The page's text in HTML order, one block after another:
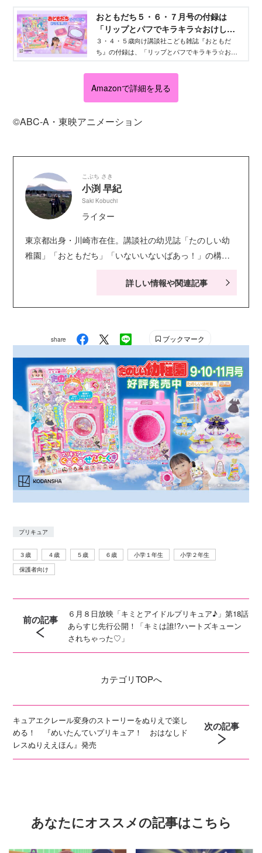
おともだち５・６・７月号の付録は
「リップとパフでキラキラ☆おけしょ
うコンパクト」！ - Aneひめ.net｜講談
社
３・４・５歳向け講談社こども雑誌『おともだ
ち』の付録は、「リップとパフでキラキラ☆おけ
Amazonで詳細を見る
©ABC‐A・東映アニメーション
こぶち さき
小渕 早紀
Saki Kobuchi
ライター
東京都出身・川崎市在住。講談社の幼児誌「たのしい幼
稚園」「おともだち」「いないいないばあっ！」の構
ック・知育ドリルなども手がける。現在小学生の娘２人
詳しい情報や関連記事
share ブックマーク
プリキュア
３歳 ４歳 ５歳 ６歳 小学１年生
小学２年生
保護者向け
前の記事
６月８日放映「キミとアイドルプリキュア♪」第18話
あらすじ先行公開！「キミは誰!?ハートズキューン
されちゃった♡」
カテゴリTOPへ
キュアエクレール変身のストーリーをぬりえで楽し
める！ 『めいたんていプリキュア！ おはなしド
レスぬりええほん』発売
次の記事
あなたにオススメの記事はこちら